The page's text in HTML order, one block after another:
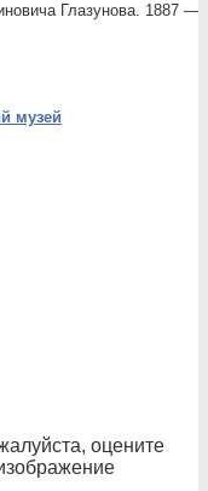
Глазунова. 1887 —
музей
оцените